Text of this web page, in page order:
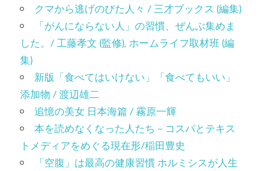
クマから逃げのびた人々 / 三才ブックス (編集)
「がんにならない人」の習慣、ぜんぶ集めま
した。/ 工藤孝文 (監修), ホームライフ取材班 (編
集)
新版「食べてはいけない」「食べてもいい」
添加物 / 渡辺雄二
追憶の美女 日本海篇 / 霧原一輝
本を読めなくなった人たち－コスパとテキス
トメディアをめぐる現在形/稲田豊史
「空腹」は最高の健康習慣 ホルミシスが人生